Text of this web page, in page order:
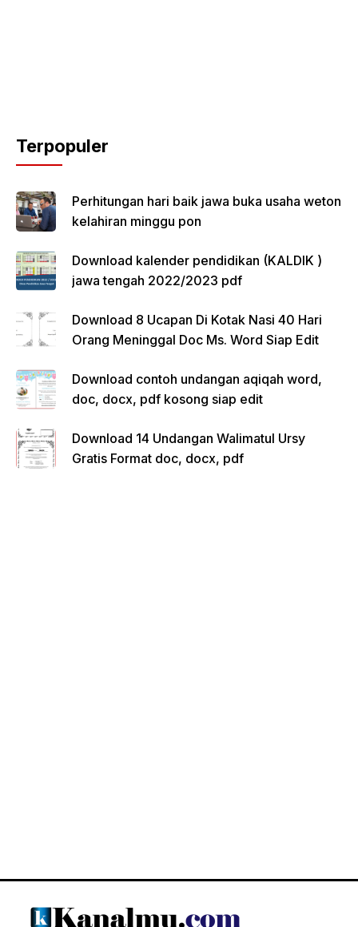
Terpopuler
Perhitungan hari baik jawa buka usaha weton
kelahiran minggu pon
Download kalender pendidikan (KALDIK )
jawa tengah 2022/2023 pdf
Download 8 Ucapan Di Kotak Nasi 40 Hari
Orang Meninggal Doc Ms. Word Siap Edit
Download contoh undangan aqiqah word,
doc, docx, pdf kosong siap edit
Download 14 Undangan Walimatul Ursy
Gratis Format doc, docx, pdf